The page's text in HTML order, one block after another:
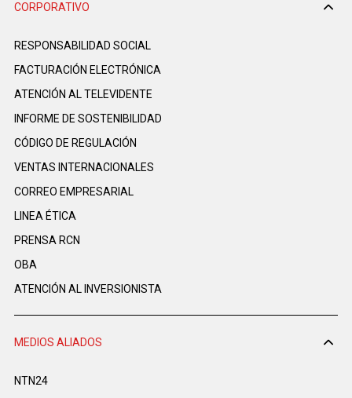
CORPORATIVO
RESPONSABILIDAD SOCIAL
FACTURACIÓN ELECTRÓNICA
ATENCIÓN AL TELEVIDENTE
INFORME DE SOSTENIBILIDAD
CÓDIGO DE REGULACIÓN
VENTAS INTERNACIONALES
CORREO EMPRESARIAL
LINEA ÉTICA
PRENSA RCN
OBA
ATENCIÓN AL INVERSIONISTA
MEDIOS ALIADOS
NTN24